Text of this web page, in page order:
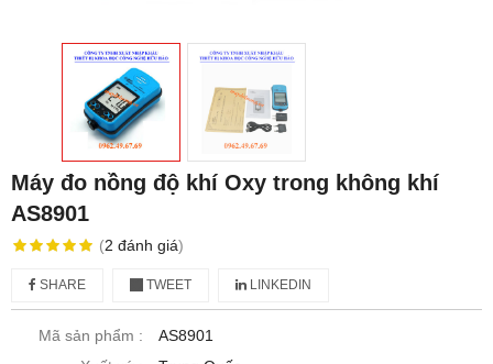
Máy đo nồng độ khí Oxy trong không khí
AS8901
(2 đánh giá)
SHARE TWEET LINKEDIN
Mã sản phẩm :
AS8901